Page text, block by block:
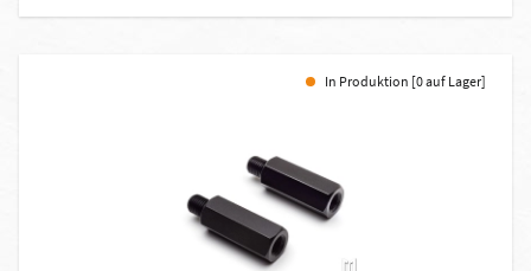
In Produktion [0 auf Lager]